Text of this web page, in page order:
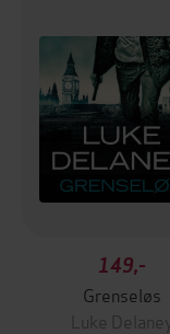
149,-
Grenseløs
Luke